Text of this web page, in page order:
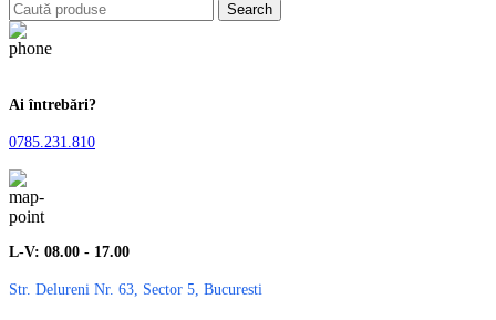
Search
Ai întrebări?
0785.231.810
L-V: 08.00 - 17.00
Str. Delureni Nr. 63, Sector 5, Bucuresti